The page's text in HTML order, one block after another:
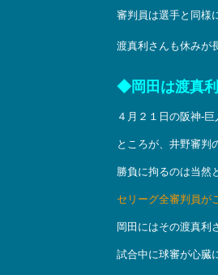
審判員は選手と同様
渡真利さんも休みが
◆岡田は渡真利
４月２１日の阪神-
ところが、井野審判
勝負に拘るのは当然
セリーグ全審判員が
岡田にはその渡真利
試合中に球審が心臓